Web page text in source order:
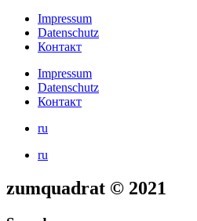
Impressum
Datenschutz
Контакт
Impressum
Datenschutz
Контакт
ru
ru
zumquadrat ©️ 2021